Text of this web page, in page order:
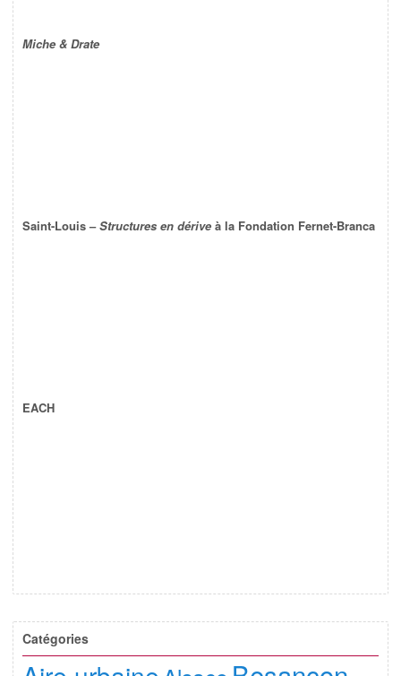
Miche & Drate
Saint-Louis –Structures en dérive à la Fondation Fernet-Branca
EACH
Catégories